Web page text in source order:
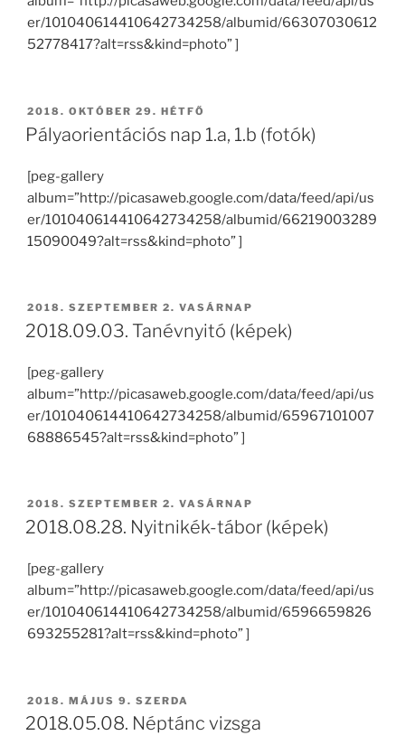
er/101040614410642734258/albumid/66307030612
52778417?alt=rss&kind=photo” ]
BEKÜLDVE:
2018. OKTÓBER 29. HÉTFŐ
Pályaorientációs nap 1.a, 1.b (fotók)
[peg-gallery
album=”http://picasaweb.google.com/data/feed/api/us
er/101040614410642734258/albumid/66219003289
15090049?alt=rss&kind=photo” ]
BEKÜLDVE:
2018. SZEPTEMBER 2. VASÁRNAP
2018.09.03. Tanévnyitó (képek)
[peg-gallery
album=”http://picasaweb.google.com/data/feed/api/us
er/101040614410642734258/albumid/65967101007
68886545?alt=rss&kind=photo” ]
BEKÜLDVE:
2018. SZEPTEMBER 2. VASÁRNAP
2018.08.28. Nyitnikék-tábor (képek)
[peg-gallery
album=”http://picasaweb.google.com/data/feed/api/us
er/101040614410642734258/albumid/6596659826
693255281?alt=rss&kind=photo” ]
BEKÜLDVE:
2018. MÁJUS 9. SZERDA
2018.05.08. Néptánc vizsga